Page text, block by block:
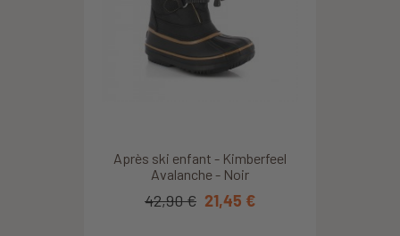
Après ski enfant - Kimberfeel
Avalanche - Noir
42,90 € 21,45 €